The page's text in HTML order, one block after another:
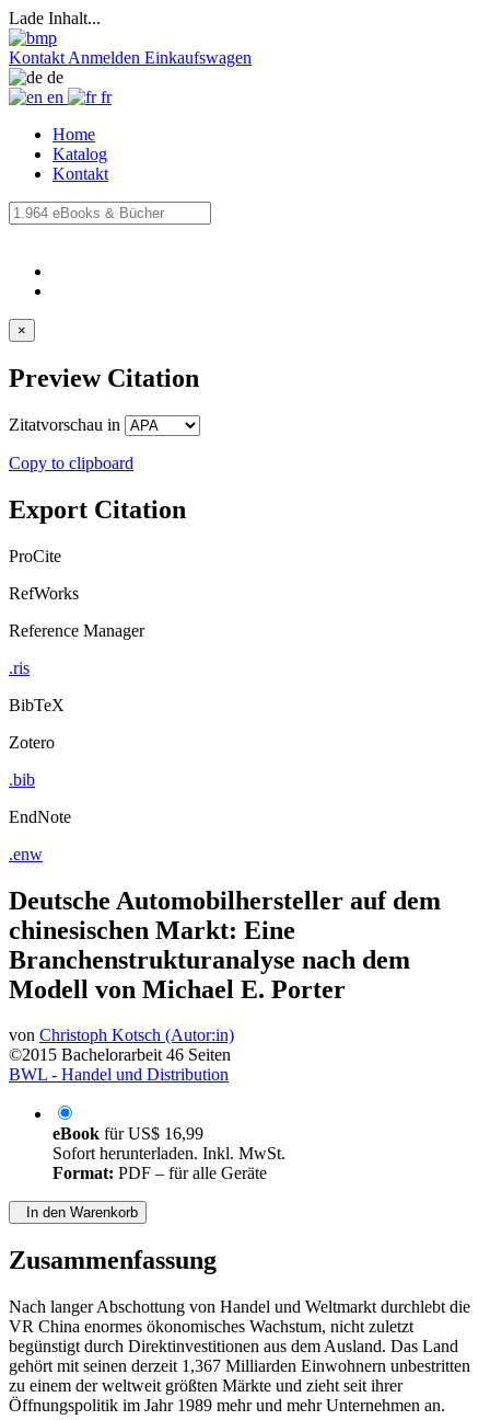
Lade Inhalt...
Kontakt Anmelden Einkaufswagen
de
en
fr
Home
Katalog
Kontakt
×
Preview Citation
Zitatvorschau in
Copy to clipboard
Export Citation
ProCite
RefWorks
Reference Manager
.ris
BibTeX
Zotero
.bib
EndNote
.enw
Deutsche Automobilhersteller auf dem
chinesischen Markt: Eine
Branchenstrukturanalyse nach dem
Modell von Michael E. Porter
von Christoph Kotsch (Autor:in)
©2015 Bachelorarbeit 46 Seiten
BWL - Handel und Distribution
eBook fürUS$ 16,99
Sofort herunterladen. Inkl. MwSt.
Format: PDF – für alle Geräte
In den Warenkorb
Zusammenfassung
Nach langer Abschottung von Handel und Weltmarkt durchlebt die
VR China enormes ökonomisches Wachstum, nicht zuletzt
begünstigt durch Direktinvestitionen aus dem Ausland. Das Land
gehört mit seinen derzeit 1,367 Milliarden Einwohnern unbestritten
zu einem der weltweit größten Märkte und zieht seit ihrer
Öffnungspolitik im Jahr 1989 mehr und mehr Unternehmen an.